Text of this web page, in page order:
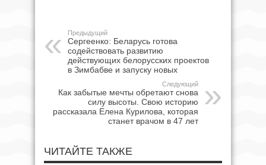
Предыдущий
Сергеенко: Беларусь готова
содействовать развитию
действующих белорусских проектов
в Зимбабве и запуску новых
Следующий
Как забытые мечты обретают снова
силу высоты. Свою историю
рассказала Елена Курилова, которая
станет врачом в 47 лет
ЧИТАЙТЕ ТАКЖЕ